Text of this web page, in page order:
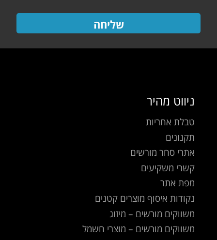
שליחה
ניווט מהיר
טבלת אחריות
תקנונים
אתרי סחר מורשים
קשרי משקיעים
מפת אתר
נקודות איסוף מוצרים קטנים
משווקים מורשים – מיזוג
משווקים מורשים – מוצרי חשמל